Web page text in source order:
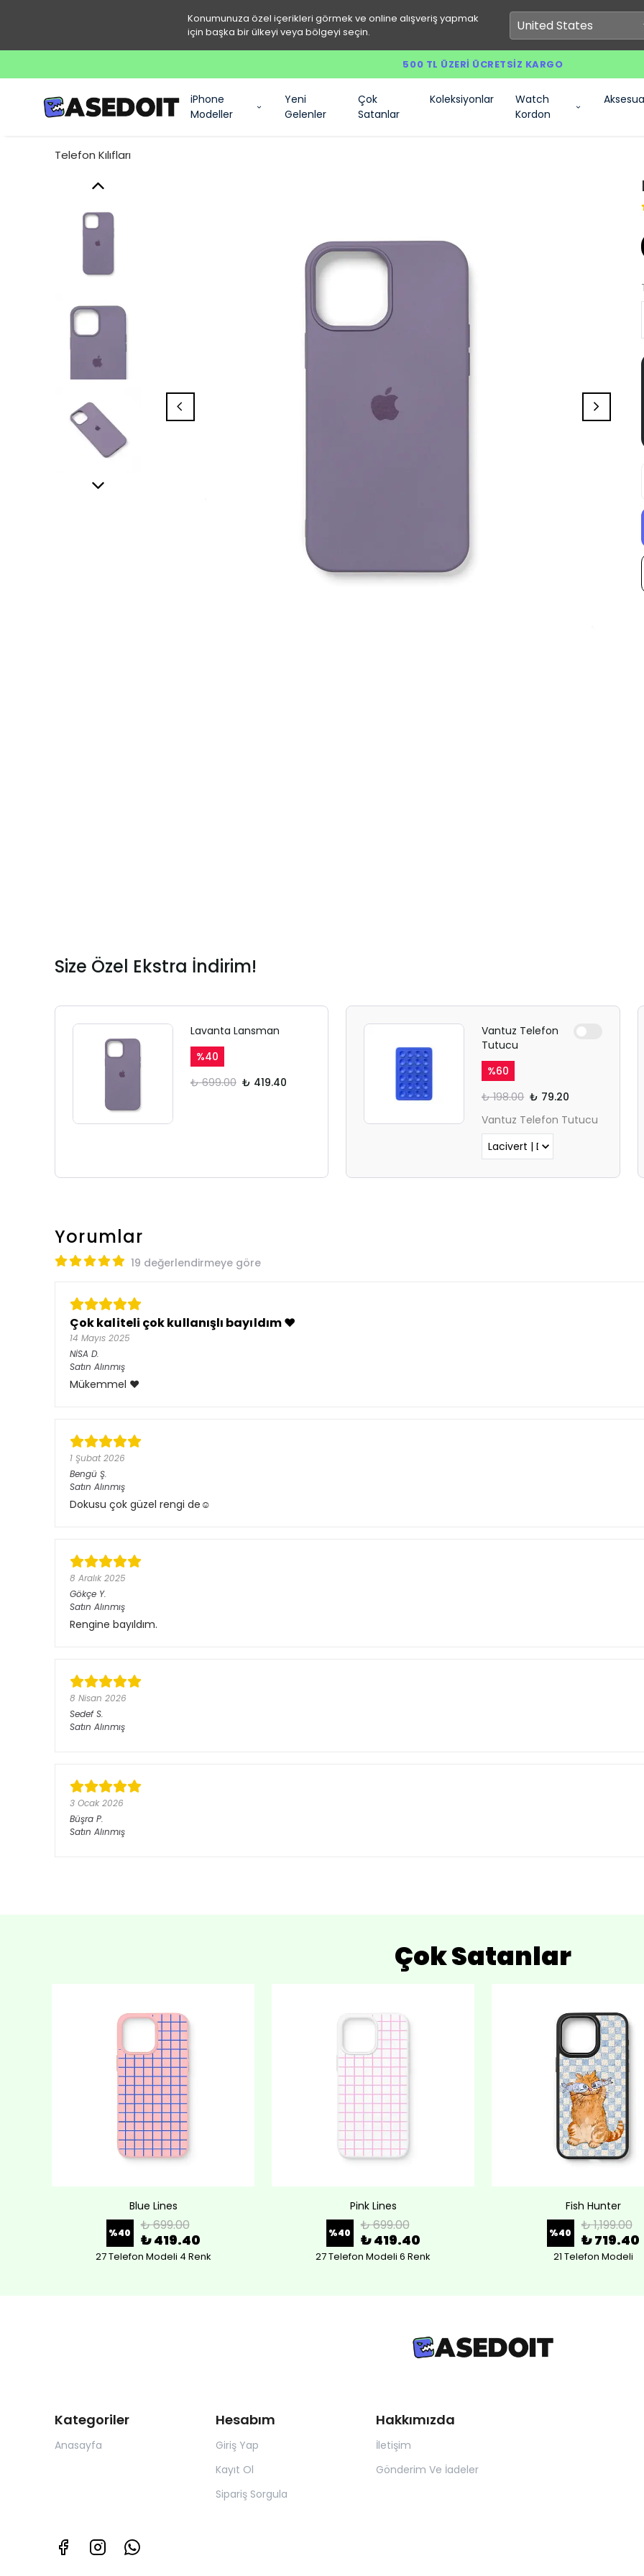
Konumunuza özel içerikleri görmek ve online alışveriş yapmak
için başka bir ülkeyi veya bölgeyi seçin.
500 TL ÜZERI ÜCRETSIZ KARGO
iPhone
Modeller
Yeni
Gelenler
Çok
Satanlar
Koleksiyonlar
Watch
Kordon
Telefon Kılıfları
Size Özel Ekstra İndirim!
Lavanta Lansman
%40
₺ 699.00 ₺ 419.40
Vantuz Telefon
Tutucu
%60
₺ 198.00 ₺ 79.20
Vantuz Telefon Tutucu
Yorumlar
19 değerlendirmeye göre
Çok kaliteli çok kullanışlı bayıldım ❤️
14 Mayıs 2025
NİSA D.
Satın Alınmış
Mükemmel ❤️
1 Şubat 2026
Bengü Ş.
Satın Alınmış
Dokusu çok güzel rengi de☺️
8 Aralık 2025
Gökçe Y.
Satın Alınmış
Rengine bayıldım.
8 Nisan 2026
Sedef S.
Satın Alınmış
3 Ocak 2026
Büşra P.
Satın Alınmış
Çok Satanlar
Blue Lines
%40 ₺ 699.00
₺ 419.40
27 Telefon Modeli 4 Renk
Pink Lines
%40 ₺ 699.00
₺ 419.40
27 Telefon Modeli 6 Renk
Fish Hunter
%40 ₺ 1,199.00
₺ 719.40
21 Telefon Modeli
Kategoriler
Anasayfa
Hesabım
Giriş Yap
Kayıt Ol
Sipariş Sorgula
Hakkımızda
İletişim
Gönderim Ve İadeler